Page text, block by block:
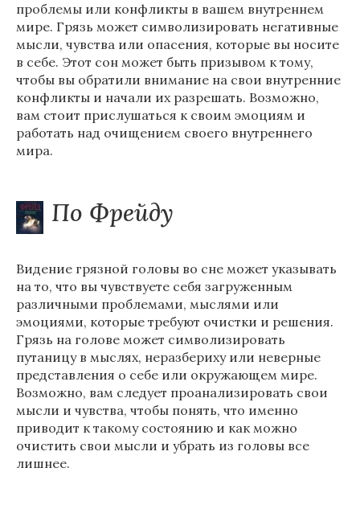
проблемы или конфликты в вашем внутреннем
мире. Грязь может символизировать негативные
мысли, чувства или опасения, которые вы носите
в себе. Этот сон может быть призывом к тому,
чтобы вы обратили внимание на свои внутренние
конфликты и начали их разрешать. Возможно,
вам стоит прислушаться к своим эмоциям и
работать над очищением своего внутреннего
мира.
По Фрейду
Видение грязной головы во сне может указывать
на то, что вы чувствуете себя загруженным
различными проблемами, мыслями или
эмоциями, которые требуют очистки и решения.
Грязь на голове может символизировать
путаницу в мыслях, неразбериху или неверные
представления о себе или окружающем мире.
Возможно, вам следует проанализировать свои
мысли и чувства, чтобы понять, что именно
приводит к такому состоянию и как можно
очистить свои мысли и убрать из головы все
лишнее.